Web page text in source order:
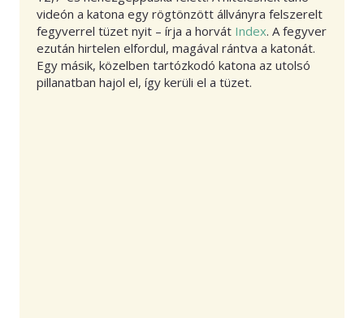
videón a katona egy rögtönzött állványra felszerelt
fegyverrel tüzet nyit – írja a horvát Index. A fegyver
ezután hirtelen elfordul, magával rántva a katonát.
Egy másik, közelben tartózkodó katona az utolsó
pillanatban hajol el, így kerüli el a tüzet.